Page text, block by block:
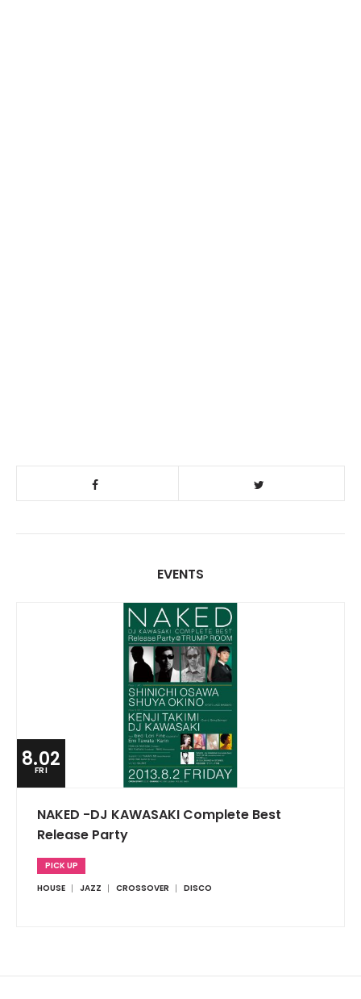
EVENTS
8.02
FRI
NAKED -DJ KAWASAKI Complete Best
Release Party
PICK UP
HOUSE
JAZZ CROSSOVER DISCO